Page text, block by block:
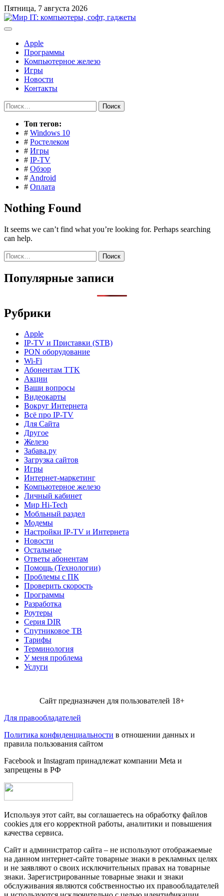
Перейти
к
содержимому
Пятница, 7 августа 2026
Apple
Программы
Компьютерное железо
Игры
Новости
Контакты
Найти:
Toп тегов:
# Windows 10
# Ростелеком
# Игры
# IP-TV
# Обзор
# Android
# Оплата
Nothing Found
It seems we can’t find what you’re looking for. Perhaps searching
can help.
Найти:
Популярные записи
Рубрики
Apple
IP-TV и Приставки (STB)
PON оборудование
Wi-Fi
Абонентам TTK
Акции
Ваши вопросы
Видеокарты
Вокруг Интернета
Всё про IP-TV
Для Сайта
Другое
Железо
Забава.ру
Загрузка сайтов
Игры
Интернет-маркетинг
Компьютерное железо
Личный кабинет
Мир Hi-Tech
Мобльный раздел
Модемы
Настройки IP-TV и Интернета
Новости
Остальные
Ответы абонентам
Помощь (Технологии)
Проблемы с ПК
Проверить скорость
Программы
Разработка
Роутеры
Серия DIR
Спутниковое ТВ
Тарифы
Терминология
У меня проблема
Услуги
Сайт предназначен для пользователей 18+
Для правообладателей
Политика конфиденциальности в отношении данных и
правила пользования сайтом
Facebook и Instagram принадлежат компании Metа и
запрещены в РФ
Используя этот сайт, вы соглашаетесь на обработку файлов
cookies для его корректной работы, аналитики и повышения
качества сервиса.
Сайт и администратор сайта – не используют отображаемые
на данном интернет-сайте товарные знаки в рекламных целях
и не заявляют о своих исключительных правах на товарные
знаки. Зарегистрированные товарные знаки и знаки
обслуживания являются собственностью их правообладателей